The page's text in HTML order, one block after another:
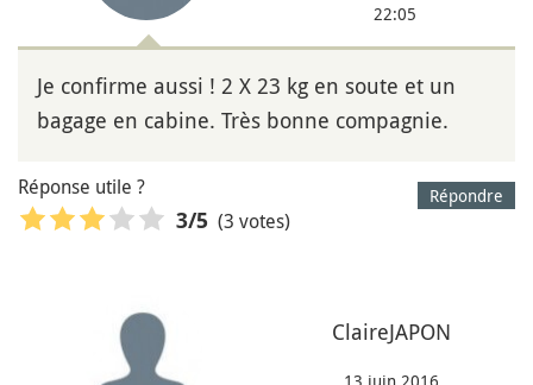
22:05
Je confirme aussi ! 2 X 23 kg en soute et un
bagage en cabine. Très bonne compagnie.
Répondre
Réponse utile ?
3/5 (3 votes)
ClaireJAPON